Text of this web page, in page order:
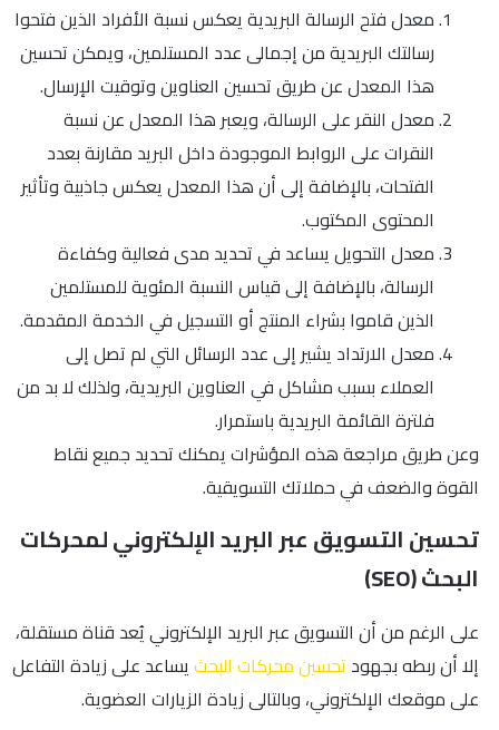
معدل فتح الرسالة البريدية يعكس نسبة الأفراد الذين فتحوا
رسالتك البريدية من إجمالى عدد المستلمين، ويمكن تحسين
هذا المعدل عن طريق تحسين العناوين وتوقيت الإرسال.
معدل النقر على الرسالة، ويعبر هذا المعدل عن نسبة
النقرات على الروابط الموجودة داخل البريد مقارنة بعدد
الفتحات، بالإضافة إلى أن هذا المعدل يعكس جاذبية وتأثير
المحتوى المكتوب.
معدل التحويل يساعد في تحديد مدى فعالية وكفاءة
الرسالة، بالإضافة إلى قياس النسبة المئوية للمستلمين
الذين قاموا بشراء المنتج أو التسجيل في الخدمة المقدمة.
معدل الارتداد يشير إلى عدد الرسائل التي لم تصل إلى
العملاء بسبب مشاكل في العناوين البريدية، ولذلك لا بد من
فلترة القائمة البريدية باستمرار.
وعن طريق مراجعة هذه المؤشرات يمكنك تحديد جميع نقاط
القوة والضعف في حملاتك التسويقية.
تحسين التسويق عبر البريد الإلكتروني لمحركات
البحث (SEO)
على الرغم من أن التسويق عبر البريد الإلكتروني يُعد قناة مستقلة،
إلا أن ربطه بجهود تحسين محركات البحثيساعد على زيادة التفاعل
على موقعك الإلكتروني، وبالتالى زيادة الزيارات العضوية.